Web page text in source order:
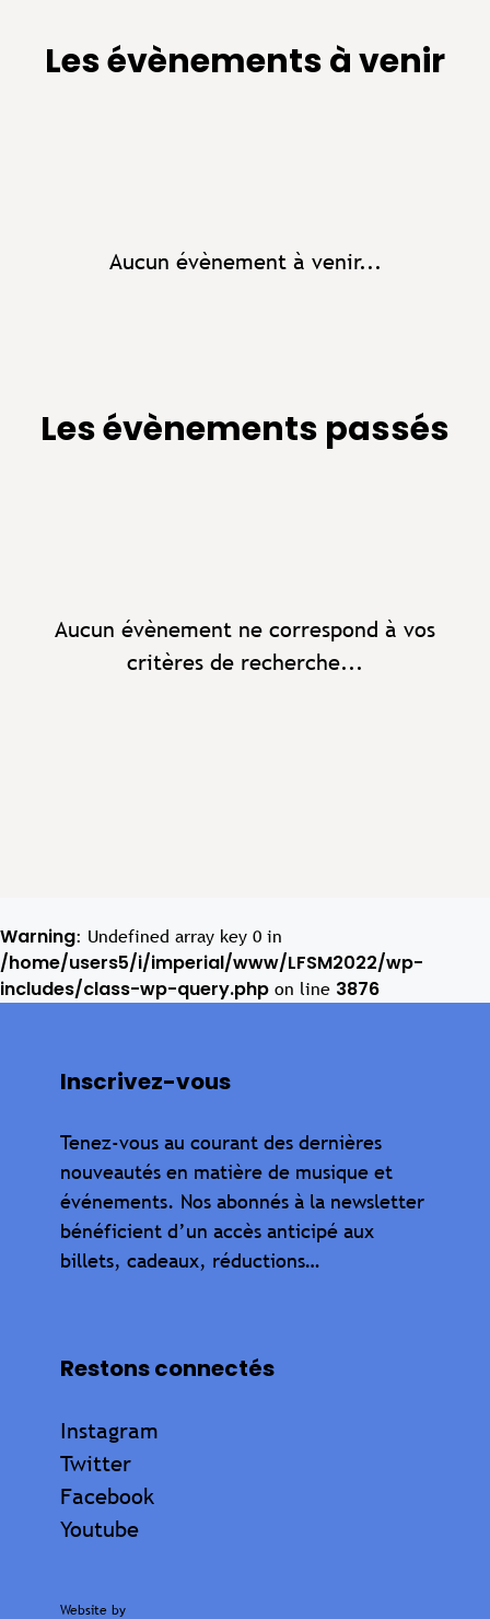
Les évènements à venir
Aucun évènement à venir...
Les évènements passés
Aucun évènement ne correspond à vos
critères de recherche...
Warning: Undefined array key 0 in
/home/users5/i/imperial/www/LFSM2022/wp-
includes/class-wp-query.php on line 3876
Inscrivez-vous
Tenez-vous au courant des dernières
nouveautés en matière de musique et
événements. Nos abonnés à la newsletter
bénéficient d’un accès anticipé aux
billets, cadeaux, réductions…
Restons connectés
Instagram
Twitter
Facebook
Youtube
Website by